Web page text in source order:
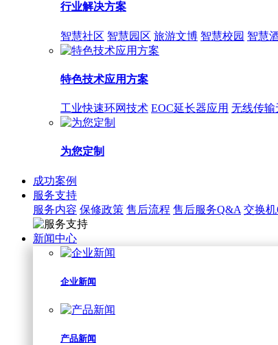
行业解决方案
智慧社区 智慧园区 旅游文博 智慧校园 智慧
特色技术应用方案
工业快速环网技术 EOC延长器应用 无线传输
为您定制
成功案例
服务支持
服务内容 保修政策 售后流程 售后服务Q&A 交换
新闻中心
企业新闻
产品新闻